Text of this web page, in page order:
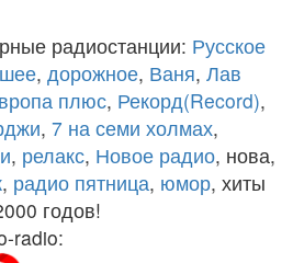
радиостанции: Русское
, дорожное, Ваня, Лав
плюс, Рекорд(Record),
, 7 на семи холмах,
, релакс, Новое радио, нова,
, радио пятница, юмор, хиты
годов!
radio: